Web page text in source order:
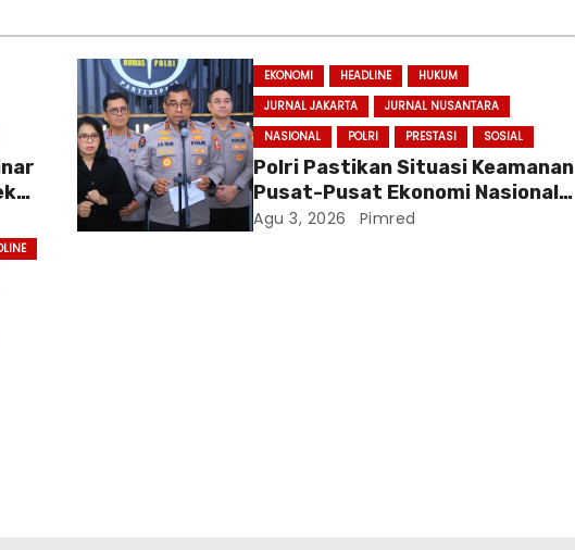
EKONOMI HEADLINE
HUKUM
JURNAL JAKARTA
JURNAL NUSANTARA
NASIONAL
POLRI PRESTASI SOSIAL
Polri Pastikan Situasi Keamanan
Pusat-Pusat Ekonomi Nasional
Tetap Kondusif
Agu 3, 2026 Pimred